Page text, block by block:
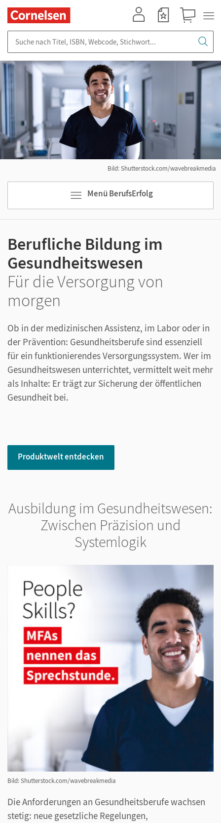
Menü BerufsErfolg
Bild: Shutterstock.com/wavebreakmedia
Berufliche Bildung im
Gesundheitswesen
Für die Versorgung von
morgen
Ob in der medizinischen Assistenz, im Labor oder in
der Prävention: Gesundheitsberufe sind essenziell
für ein funktionierendes Versorgungssystem. Wer im
Gesundheitswesen unterrichtet, vermittelt weit mehr
als Inhalte: Er trägt zur Sicherung der öffentlichen
Gesundheit bei.
Produktwelt entdecken
Ausbildung im Gesundheitswesen:
Zwischen Präzision und
Systemlogik
Bild: Shutterstock.com/wavebreakmedia
Die Anforderungen an Gesundheitsberufe wachsen
stetig: neue gesetzliche Regelungen,